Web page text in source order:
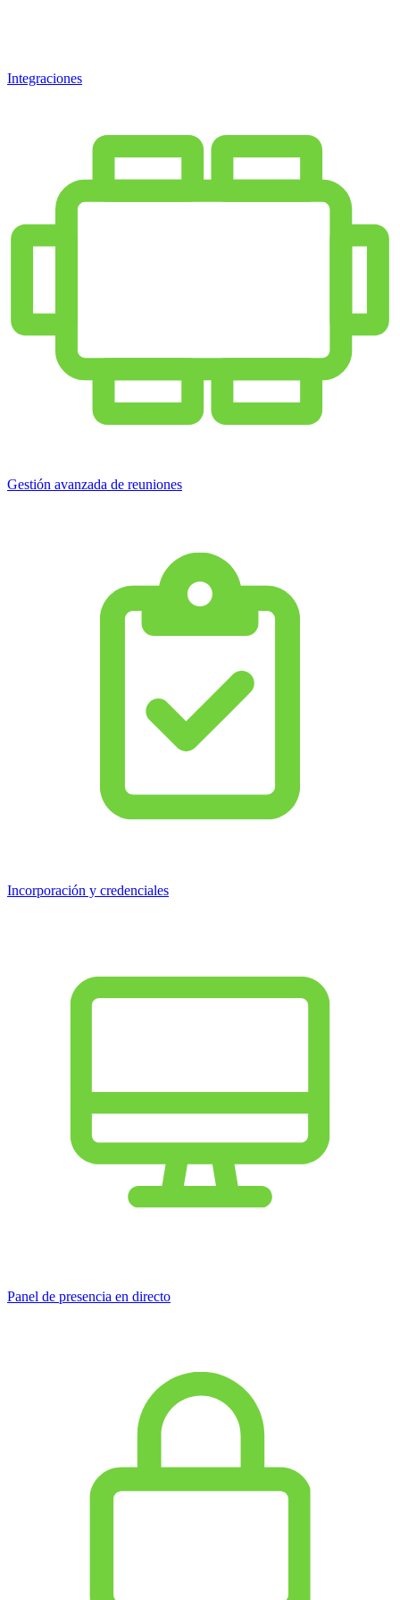
Integraciones
Gestión avanzada de reuniones
Incorporación y credenciales
Panel de presencia en directo